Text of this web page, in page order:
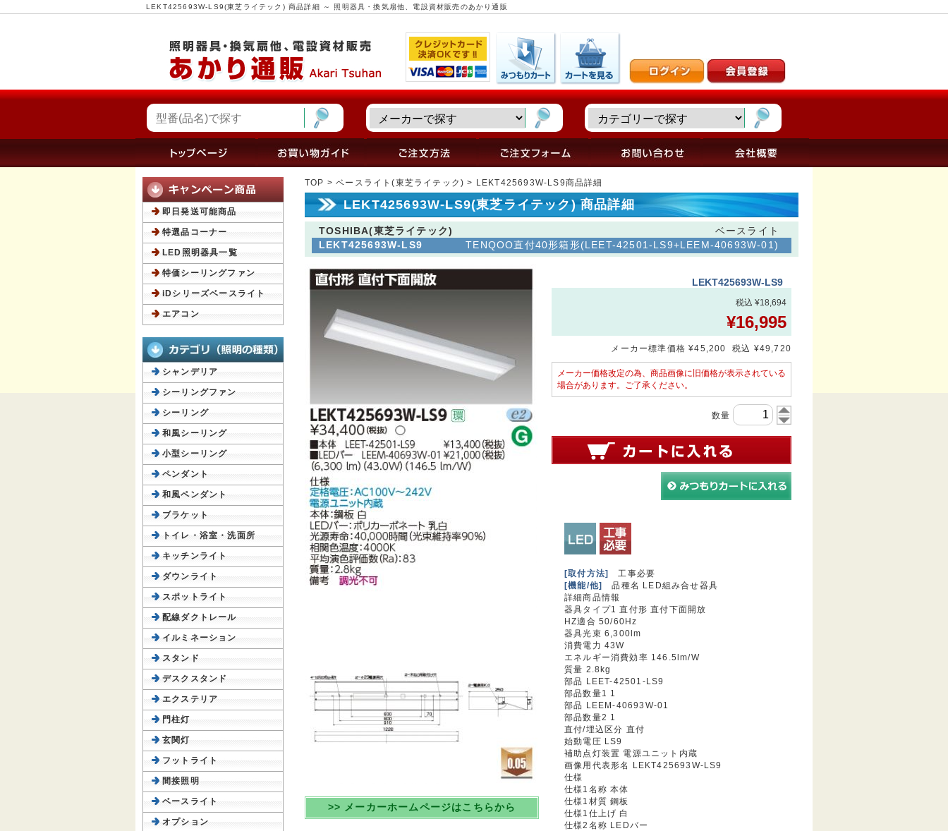
LEKT425693W-LS9(東芝ライテック) 商品詳細 ～ 照明器具・換気扇他、電設資材販売のあかり通販
TOP >ベースライト(東芝ライテック) > LEKT425693W-LS9商品詳細
LEKT425693W-LS9(東芝ライテック) 商品詳細
TOSHIBA(東芝ライテック)
ベースライト
LEKT425693W-LS9
TENQOO直付40形箱形(LEET-42501-LS9+LEEM-40693W-01)
>> メーカーホームページはこちらから
LEKT425693W-LS9
税込 ¥18,694
¥16,995
メーカー標準価格 ¥45,200 税込 ¥49,720
メーカー価格改定の為、商品画像に旧価格が表示されている
場合があります。ご了承ください。
数量
[取付方法]
工事必要
[機能/他]
品種名 LED組み合せ器具
詳細商品情報
器具タイプ1 直付形 直付下面開放
HZ適合 50/60Hz
器具光束 6,300lm
消費電力 43W
エネルギー消費効率 146.5lm/W
質量 2.8kg
部品 LEET-42501-LS9
部品数量1 1
部品 LEEM-40693W-01
部品数量2 1
直付/埋込区分 直付
始動電圧 LS9
補助点灯装置 電源ユニット内蔵
画像用代表形名 LEKT425693W-LS9
仕様
仕様1名称 本体
仕様1材質 鋼板
仕様1仕上げ 白
仕様2名称 LEDバー
即日発送可能商品
特選品コーナー
LED照明器具一覧
特価シーリングファン
iDシリーズベースライト
エアコン
シャンデリア
シーリングファン
シーリング
和風シーリング
小型シーリング
ペンダント
和風ペンダント
ブラケット
トイレ・浴室・洗面所
キッチンライト
ダウンライト
スポットライト
配線ダクトレール
イルミネーション
スタンド
デスクスタンド
エクステリア
門柱灯
玄関灯
フットライト
間接照明
ベースライト
オプション